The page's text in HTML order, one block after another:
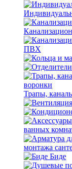
ПВХ
Трапы,
ванных
монтажа
Биде